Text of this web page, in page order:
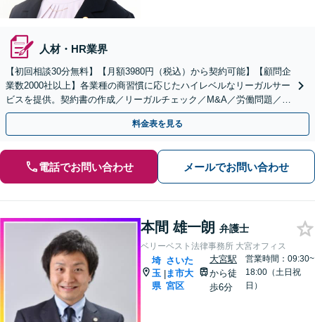
人材・HR業界
【初回相談30分無料】【月額3980円（税込）から契約可能】【顧問企
業数2000社以上】各業種の商習慣に応じたハイレベルなリーガルサー
ビスを提供。契約書の作成／リーガルチェック／M&A／労働問題／知
的財産等、お任せください【他士業連携可能】
料金表を見る
電話でお問い合わせ メールでお問い合わせ
本間 雄一朗 弁護士
ベリーベスト法律事務所 大宮オフィス
埼
玉
県
|
さいた
ま市大
宮区
大宮駅
から徒
歩6分
営業時間：09:30~
18:00（土日祝
日）